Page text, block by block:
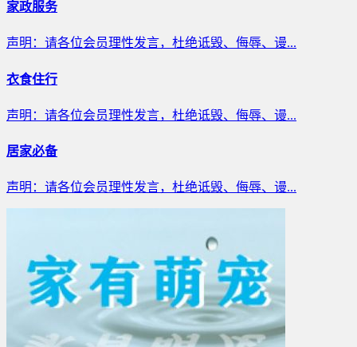
家政服务
声明：请各位会员理性发言，杜绝诋毁、侮辱、谩...
衣食住行
声明：请各位会员理性发言，杜绝诋毁、侮辱、谩...
居家必备
声明：请各位会员理性发言，杜绝诋毁、侮辱、谩...